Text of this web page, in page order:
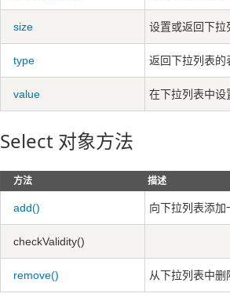
size 设置或返回下拉
type 返回下拉列表的
value 在下拉列表中设
Select 对象方法
方法 描述
add() 向下拉列表添加
checkValidity()
remove() 从下拉列表中删